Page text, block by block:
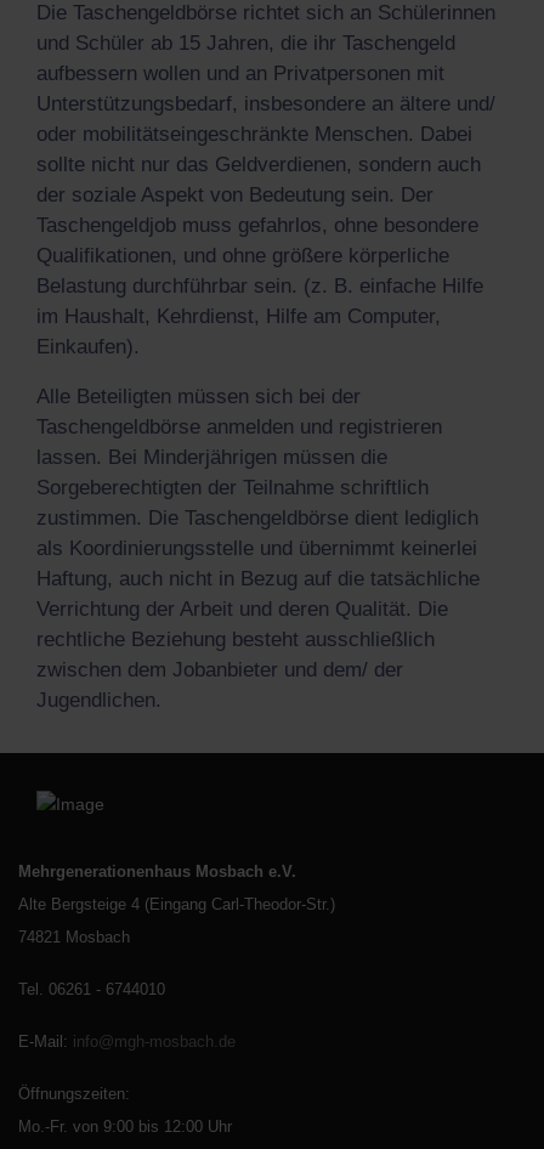
Die Taschengeldbörse richtet sich an Schülerinnen
und Schüler ab 15 Jahren, die ihr Taschengeld
aufbessern wollen und an Privatpersonen mit
Unterstützungsbedarf, insbesondere an ältere und/
oder mobilitätseingeschränkte Menschen. Dabei
sollte nicht nur das Geldverdienen, sondern auch
der soziale Aspekt von Bedeutung sein. Der
Taschengeldjob muss gefahrlos, ohne besondere
Qualifikationen, und ohne größere körperliche
Belastung durchführbar sein. (z. B. einfache Hilfe
im Haushalt, Kehrdienst, Hilfe am Computer,
Einkaufen).
Alle Beteiligten müssen sich bei der
Taschengeldbörse anmelden und registrieren
lassen. Bei Minderjährigen müssen die
Sorgeberechtigten der Teilnahme schriftlich
zustimmen. Die Taschengeldbörse dient lediglich
als Koordinierungsstelle und übernimmt keinerlei
Haftung, auch nicht in Bezug auf die tatsächliche
Verrichtung der Arbeit und deren Qualität. Die
rechtliche Beziehung besteht ausschließlich
zwischen dem Jobanbieter und dem/ der
Jugendlichen.
Mehrgenerationenhaus Mosbach e.V.
Alte Bergsteige 4 (Eingang Carl-Theodor-Str.)
74821 Mosbach
Tel. 06261 - 6744010
E-Mail : info@mgh-mosbach.de
Öffnungszeiten:
Mo.-Fr. von 9:00 bis 12:00 Uhr